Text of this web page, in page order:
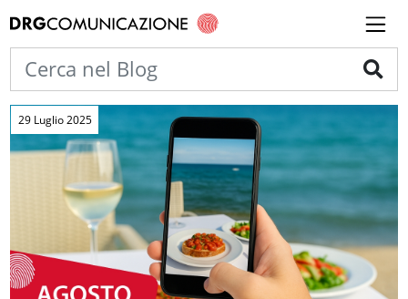
29 Luglio 2025